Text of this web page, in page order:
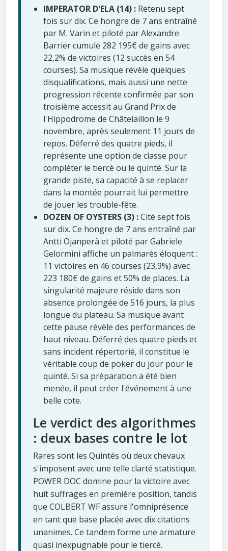
IMPERATOR D'ELA (14) : Retenu sept
fois sur dix. Ce hongre de 7 ans entraîné
par M. Varin et piloté par Alexandre
Barrier cumule 282 195€ de gains avec
22,2% de victoires (12 succès en 54
courses). Sa musique révèle quelques
disqualifications, mais aussi une nette
progression récente confirmée par son
troisième accessit au Grand Prix de
l'Hippodrome de Châtelaillon le 9
novembre, après seulement 11 jours de
repos. Déferré des quatre pieds, il
représente une option de classe pour
compléter le tiercé ou le quinté. Sur la
grande piste, sa capacité à se replacer
dans la montée pourrait lui permettre
de jouer les trouble-fête.
DOZEN OF OYSTERS (3) :Cité sept fois
sur dix. Ce hongre de 7 ans entraîné par
Antti Ojanperä et piloté par Gabriele
Gelormini affiche un palmarès éloquent :
11 victoires en 46 courses (23,9%) avec
223 180€ de gains et 50% de places. La
singularité majeure réside dans son
absence prolongée de 516 jours, la plus
longue du plateau. Sa musique avant
cette pause révèle des performances de
haut niveau. Déferré des quatre pieds et
sans incident répertorié, il constitue le
véritable coup de poker du jour pour le
quinté. Si sa préparation a été bien
menée, il peut créer l'événement à une
belle cote.
Le verdict des algorithmes
: deux bases contre le lot
Rares sont les Quintés où deux chevaux
s'imposent avec une telle clarté statistique.
POWER DOC domine pour la victoire avec
huit suffrages en première position, tandis
que COLBERT WF assure l'omniprésence
en tant que base placée avec dix citations
unanimes. Ce tandem forme une armature
quasi inexpugnable pour le tiercé.